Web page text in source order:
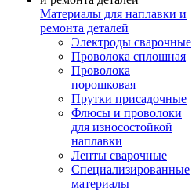
Материалы для наплавки и
ремонта деталей
Электроды сварочные
Проволока сплошная
Проволока
порошковая
Прутки присадочные
Флюсы и проволоки
для износостойкой
наплавки
Ленты сварочные
Специализированные
материалы